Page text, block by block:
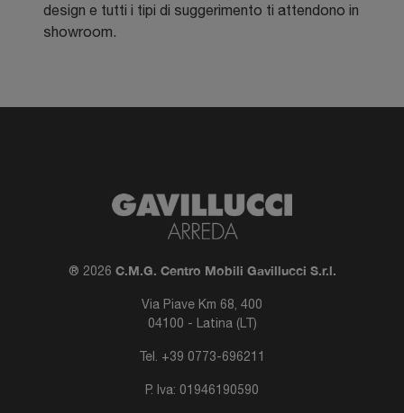
design e tutti i tipi di suggerimento ti attendono in
showroom.
® 2026 C.M.G. Centro Mobili Gavillucci S.r.l.
Via Piave Km 68, 400
04100 - Latina (LT)
Tel. +39 0773-696211
P. Iva: 01946190590